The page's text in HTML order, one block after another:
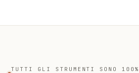
TUTTI GLI STRUMENTI SONO